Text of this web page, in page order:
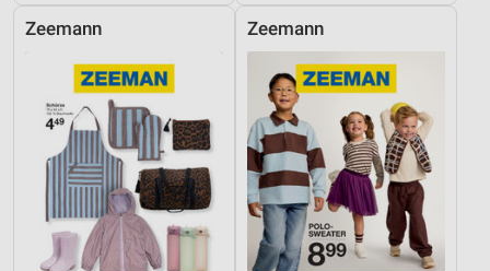
Zeemann Zeemann
Erstellung von Profilen für personalisierte
Verwendung von Profilen zur Auswahl
personalisierter Werbung
Erstellung von Profilen zur Personalisierung
von Inhalten
Verwendung von Profilen zur Auswahl
personalisierter Inhalte